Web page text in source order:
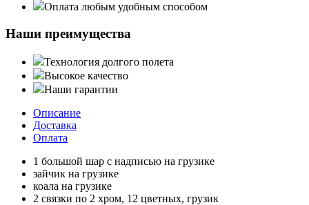
Оплата любым удобным способом
Наши преимущества
Технология долгого полета
Высокое качество
Наши гарантии
Описание
Доставка
Оплата
1 большой шар с надписью на грузике
зайчик на грузике
коала на грузике
2 связки по 2 хром, 12 цветных, грузик